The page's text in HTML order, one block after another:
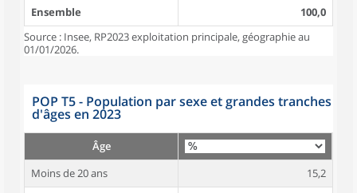
Ensemble
100,0
Source : Insee, RP2023 exploitation principale, géographie au
01/01/2026.
POP T5 - Population par sexe et grandes tranches
d'âges en 2023
Âge
Moins de 20 ans
15,2